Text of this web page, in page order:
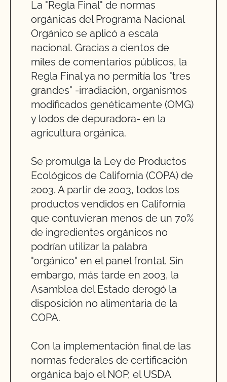
La "Regla Final" de normas
orgánicas del Programa Nacional
Orgánico se aplicó a escala
nacional. Gracias a cientos de
miles de comentarios públicos, la
Regla Final ya no permitía los "tres
grandes" -irradiación, organismos
modificados genéticamente (OMG)
y lodos de depuradora- en la
agricultura orgánica.
Se promulga la Ley de Productos
Ecológicos de California (COPA) de
2003. A partir de 2003, todos los
productos vendidos en California
que contuvieran menos de un 70%
de ingredientes orgánicos no
podrían utilizar la palabra
"orgánico" en el panel frontal. Sin
embargo, más tarde en 2003, la
Asamblea del Estado derogó la
disposición no alimentaria de la
COPA.
Con la implementación final de las
normas federales de certificación
orgánica bajo el NOP, el USDA